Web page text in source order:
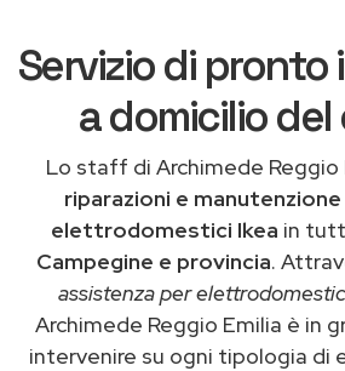
Servizio di
a domicilio
Lo staff di Archimede
riparazioni e
elettrodomestici Ikea in
Campegine e provincia.
assistenza per
Archimede Reggio Emilia è in
intervenire su ogni tipologia